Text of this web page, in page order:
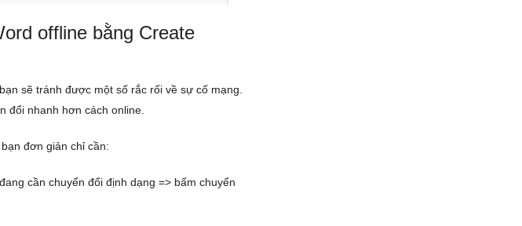
offline bằng Create
sẽ tránh được một số rắc rối về sự cố mạng.
đổi nhanh hơn cách online.
đơn giản chỉ cần:
cần chuyển đổi định dạng => bấm chuyển